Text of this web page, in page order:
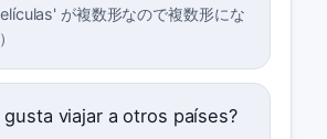
が複数形なので複数形にな
gusta viajar a otros países?